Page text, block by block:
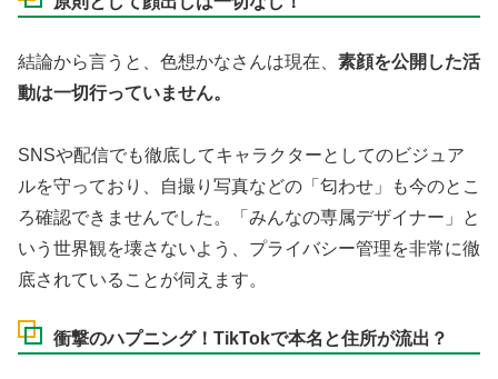
結論から言うと、色想かなさんは現在、 素顔を公開した活
動は一切行っていません。
SNSや配信でも徹底してキャラクターとしてのビジュア
ルを守っており、自撮り写真などの「匂わせ」も今のとこ
ろ確認できませんでした。「みんなの専属デザイナー」と
いう世界観を壊さないよう、プライバシー管理を非常に徹
底されていることが伺えます。
衝撃のハプニング！TikTokで本名と住所が流出？